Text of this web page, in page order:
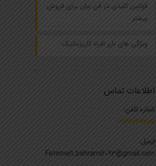
قوانین کلیدی در فن بیان برای فروش
بیشتر
ویژگی های بارز افراد کاریزماتیک
اطلاعات تماس
شماره تلفن:
۰۹۱۳۶۲۴۳۲۸۵
ایمیل:
Fatemeh.bahrami6093@gmail.com